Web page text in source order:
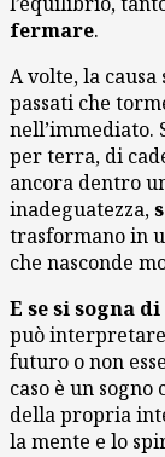
fermare.
A volte, la
passati che
nell’immediato.
per terra, di
ancora dentro
inadeguatezza,
trasformano in
che nasconde
E se si sogna
può
futuro o non
caso è un
della propria
la mente e lo